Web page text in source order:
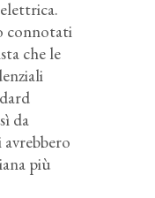
connotati
che le
da
più